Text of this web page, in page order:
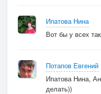
Ипатова Нина
Вот бы у всех
Потапов Евгений
Ипатова Нина,
делать))